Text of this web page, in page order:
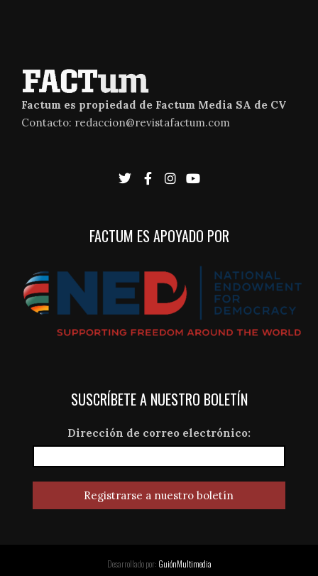
Factum es propiedad de Factum Media SA de CV
Contacto: redaccion@revistafactum.com
FACTUM ES APOYADO POR
SUSCRÍBETE A NUESTRO BOLETÍN
Dirección de correo electrónico:
Desarrollado por: GuiónMultimedia